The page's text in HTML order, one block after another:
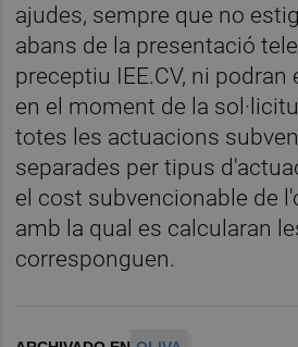
ajudes, sempre que no
abans de la presentació
preceptiu IEE.CV, ni
en el moment de la
totes les actuacions
separades per tipus
el cost subvencionable de
amb la qual es calcularan
corresponguen.